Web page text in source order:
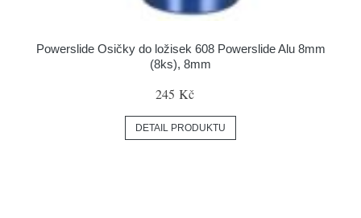
Powerslide Osičky do ložisek 608 Powerslide Alu 8mm
(8ks), 8mm
245 Kč
DETAIL PRODUKTU